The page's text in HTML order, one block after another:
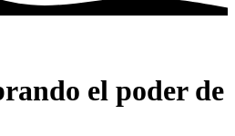
el poder de